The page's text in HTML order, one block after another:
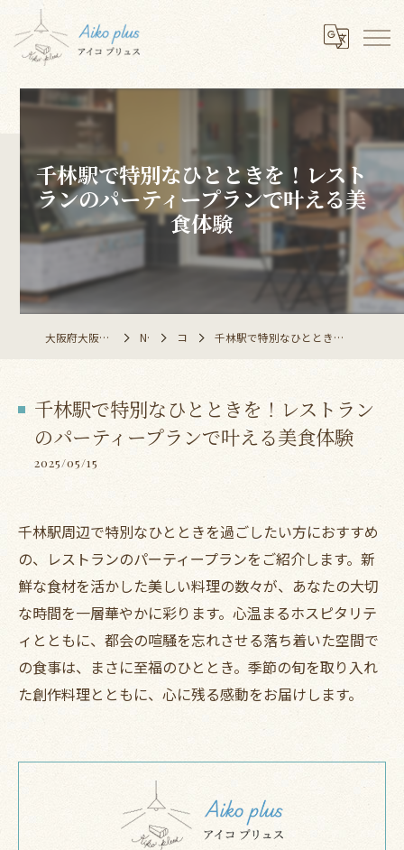
千林駅で特別なひとときを！レスト
ランのパーティープランで叶える美
食体験
大阪府大阪市のレストランならAiko plus NEWS コラム 千林駅で特別なひとときを！レストランのパーティープランで叶える美食体験
千林駅で特別なひとときを！レストラン
のパーティープランで叶える美食体験
2025/05/15
千林駅周辺で特別なひとときを過ごしたい方におすすめ
の、レストランのパーティープランをご紹介します。新
鮮な食材を活かした美しい料理の数々が、あなたの大切
な時間を一層華やかに彩ります。心温まるホスピタリテ
ィとともに、都会の喧騒を忘れさせる落ち着いた空間で
の食事は、まさに至福のひととき。季節の旬を取り入れ
た創作料理とともに、心に残る感動をお届けします。